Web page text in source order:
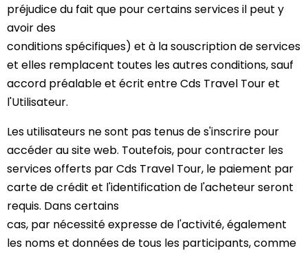
préjudice du fait que pour certains services il peut y
avoir des
conditions spécifiques) et à la souscription de services
et elles remplacent toutes les autres conditions, sauf
accord préalable et écrit entre Cds Travel Tour et
l'Utilisateur.
Les utilisateurs ne sont pas tenus de s'inscrire pour
accéder au site web. Toutefois, pour contracter les
services offerts par Cds Travel Tour, le paiement par
carte de crédit et l'identification de l'acheteur seront
requis. Dans certains
cas, par nécessité expresse de l'activité, également
les noms et données de tous les participants, comme